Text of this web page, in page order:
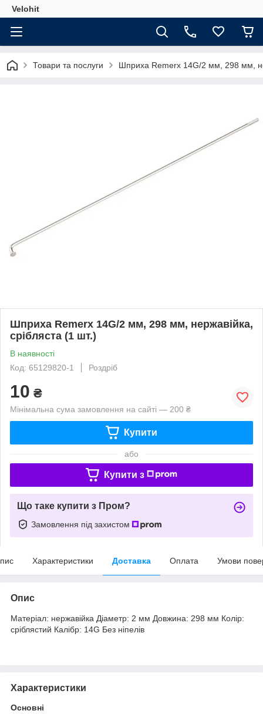
Velohit
Товари та послуги Шприха Remerx 14G/2 мм, 298 мм,
Шприха Remerx 14G/2 мм, 298 мм, нержавійка,
срібляста (1 шт.)
В наявності
Код: 65129820-1
Роздріб
10 ₴
Мінімальна сума замовлення на сайті — 200 ₴
Купити
або
Купити з
Що таке купити з Пром?
Замовлення під захистом
Характеристики Доставка Оплата Умови
Опис
Матеріал: нержавійка Діаметр: 2 мм Довжина: 298 мм Колір:
сріблястий Калібр: 14G Без ніпелів
Характеристики
Основні